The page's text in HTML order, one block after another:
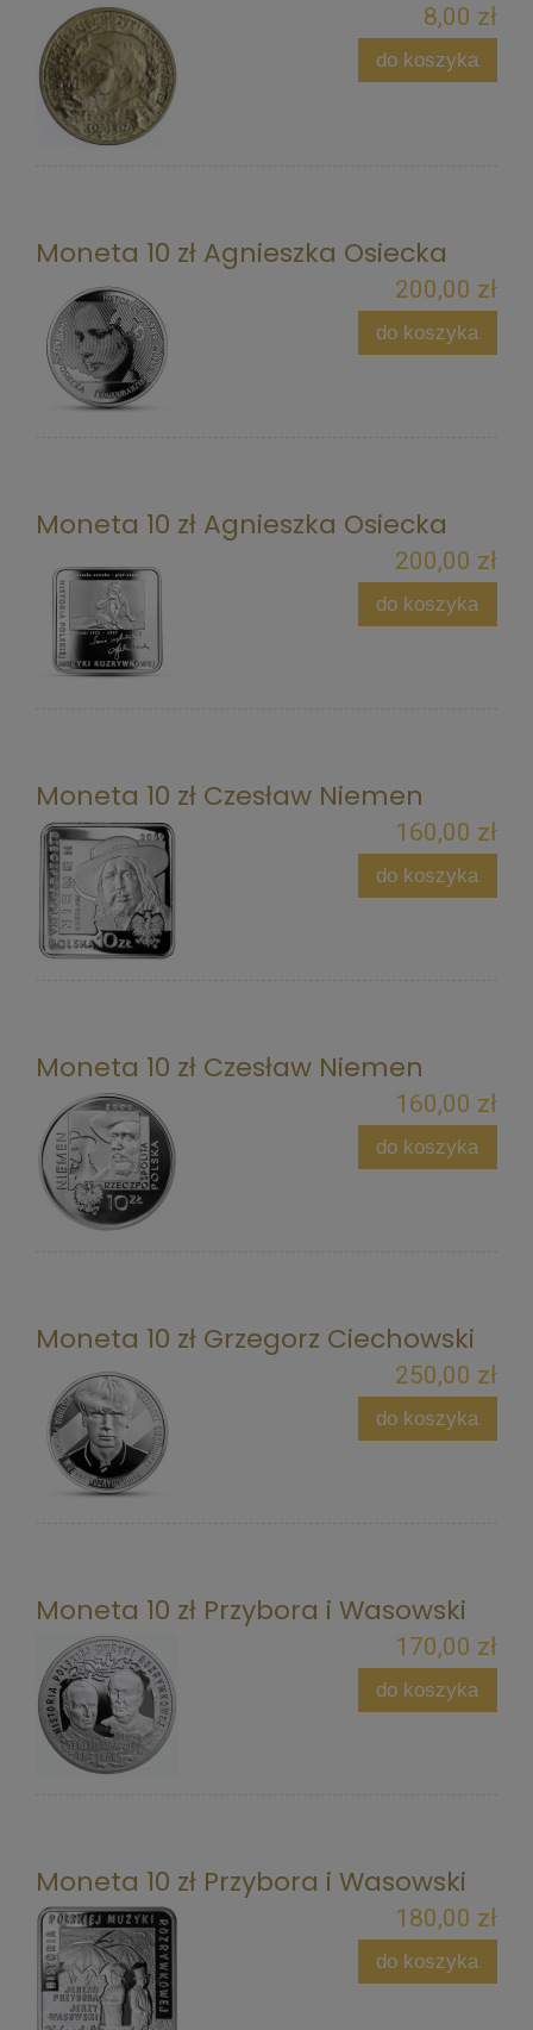
8,00 zł
do koszyka
Moneta 10 zł Agnieszka Osiecka
200,00 zł
do koszyka
Moneta 10 zł Agnieszka Osiecka
200,00 zł
do koszyka
Moneta 10 zł Czesław Niemen
160,00 zł
do koszyka
Moneta 10 zł Czesław Niemen
160,00 zł
do koszyka
Moneta 10 zł Grzegorz Ciechowski
250,00 zł
do koszyka
Moneta 10 zł Przybora i Wasowski
170,00 zł
do koszyka
Moneta 10 zł Przybora i Wasowski
180,00 zł
do koszyka